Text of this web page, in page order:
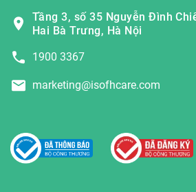
Tầng 3, số 35 Nguyễn Đình
Hai Bà Trưng, Hà Nội
1900 3367
marketing@isofhcare.com